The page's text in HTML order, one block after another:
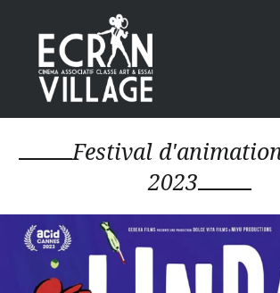
contenu
principal
ÉCRAN VILLAGE
Festival
2023